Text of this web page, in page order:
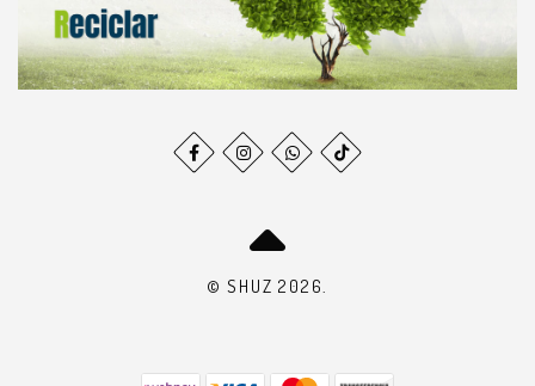
© SHUZ 2026.